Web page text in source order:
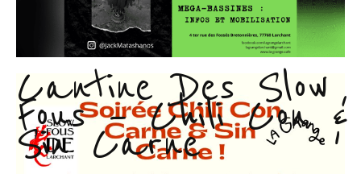
Cantine Des Slow
Fous – Chili Con &
Sin Carne